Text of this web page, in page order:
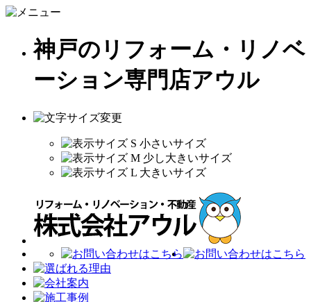
神戸のリフォーム・リノベ
ーション専門店アウル